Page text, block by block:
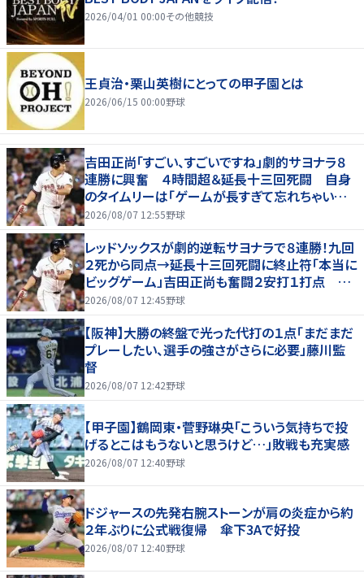
2026/04/01 00:00その他競技
王貞治・栗山英樹にとっての甲子園とは
2026/06/15 00:00野球
吉田正尚「すごい、すごいですね」劇的サヨナラ８
連勝に興奮 ４時間超＆延長十三回死闘 自身
のタイムリーは「ゲームが長すぎて忘れちゃいまし
た」
2026/08/07 12:55野球
レッドソックスが劇的逆転サヨナラで８連勝！九回
２死から同点→延長十三回死闘に終止符「本当に
ビッグゲーム」吉田正尚も奮闘２安打１打点 靴
下対決で驚異のスイープ
2026/08/07 12:45野球
【阪神】大勝の終盤で光った代打の１点「まだまだ
プレーしたい、選手の強さがさらに必要」藤川監
督
2026/08/07 12:42野球
【甲子園】鶴岡東・菅野琳央「こういう気持ちで投
げるとこはもうないと思うけど…」敗戦も充実感
2026/08/07 12:40野球
ドジャースの先発右腕ストーンが肩の炎症から約
２年ぶりに公式戦復帰 傘下3Aで好投
2026/08/07 12:40野球